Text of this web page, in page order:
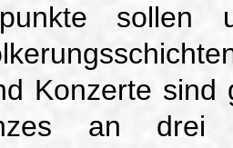
sollen
Konzerte sind
an drei